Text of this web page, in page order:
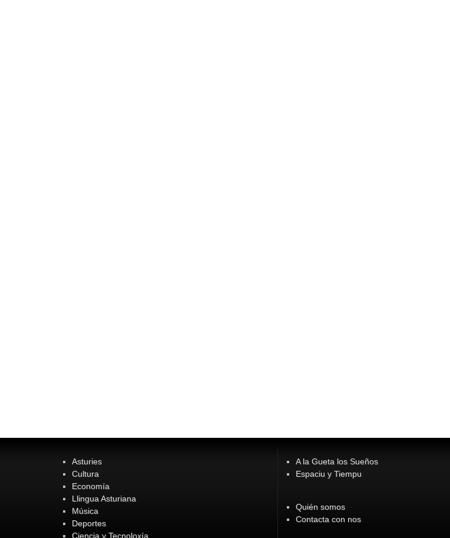
Asturies
Cultura
Economía
Llingua Asturiana
Música
Deportes
Ciencia y Tecnoloxía
A la Gueta los Sueños
Espaciu y Tiempu
Quién somos
Contacta con nos